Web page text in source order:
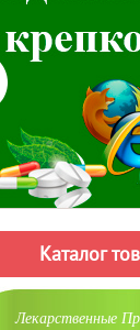
Каталог
Лекарственные